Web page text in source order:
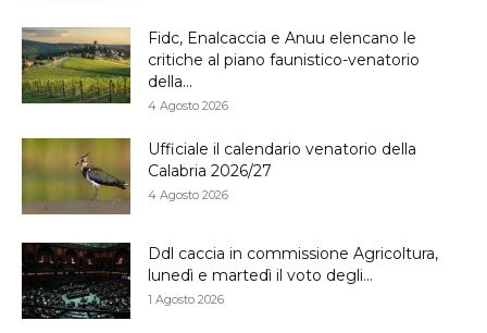
Fidc, Enalcaccia e Anuu elencano le
critiche al piano faunistico-venatorio
della...
4 Agosto 2026
Ufficiale il calendario venatorio della
Calabria 2026/27
4 Agosto 2026
Ddl caccia in commissione Agricoltura,
lunedì e martedì il voto degli...
1 Agosto 2026